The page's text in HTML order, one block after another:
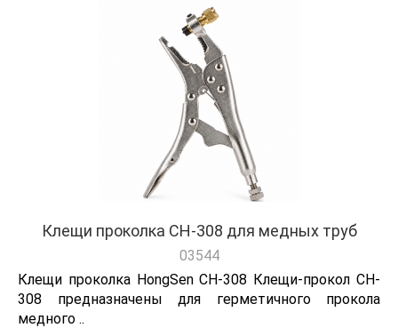
Клещи проколка CH-308 для медных труб
03544
Клещи проколка HongSen CH-308 Клещи-прокол CH-
308 предназначены для герметичного прокола
медного ..